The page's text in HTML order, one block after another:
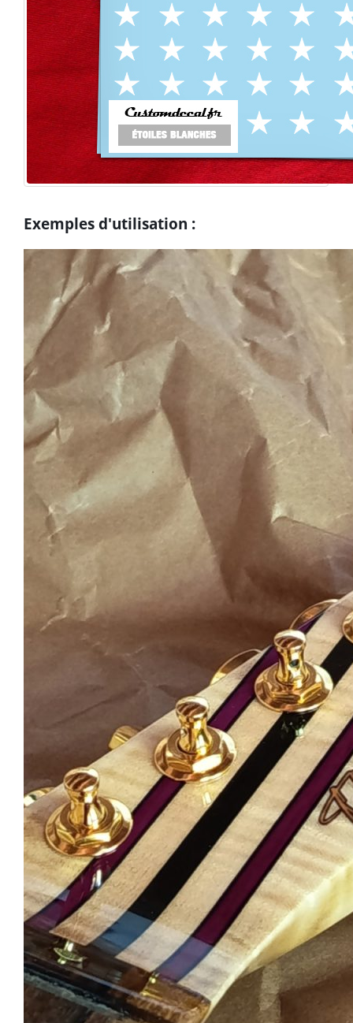
Exemples d'utilisation :